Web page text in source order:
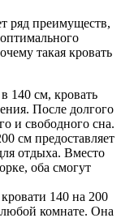
ряд преимуществ,
такая кровать
140 см, кровать
После долгого
и свободного сна.
см предоставляет
отдыха. Вместо
оба смогут
140 на 200
любой комнате. Она